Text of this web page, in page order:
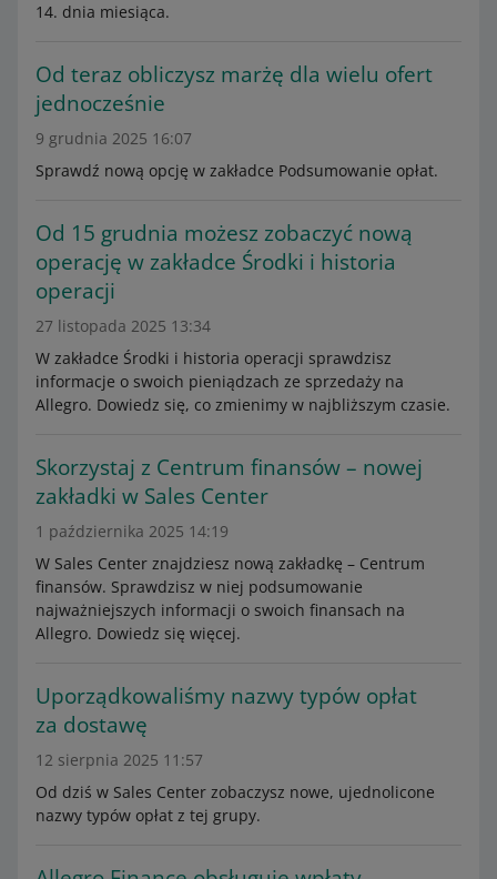
14. dnia miesiąca.
Od teraz obliczysz marżę dla wielu ofert
jednocześnie
9 grudnia 2025 16:07
Sprawdź nową opcję w zakładce Podsumowanie opłat.
Od 15 grudnia możesz zobaczyć nową
operację w zakładce Środki i historia
operacji
27 listopada 2025 13:34
W zakładce Środki i historia operacji sprawdzisz
informacje o swoich pieniądzach ze sprzedaży na
Allegro. Dowiedz się, co zmienimy w najbliższym czasie.
Skorzystaj z Centrum finansów – nowej
zakładki w Sales Center
1 października 2025 14:19
W Sales Center znajdziesz nową zakładkę – Centrum
finansów. Sprawdzisz w niej podsumowanie
najważniejszych informacji o swoich finansach na
Allegro. Dowiedz się więcej.
Uporządkowaliśmy nazwy typów opłat
za dostawę
12 sierpnia 2025 11:57
Od dziś w Sales Center zobaczysz nowe, ujednolicone
nazwy typów opłat z tej grupy.